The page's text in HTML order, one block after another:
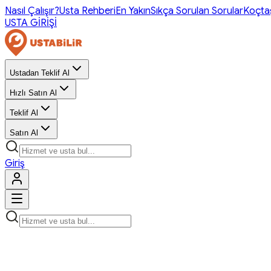
Nasıl Çalışır?Usta RehberiEn YakınSıkça Sorulan Sorular
USTA GİRİŞİ
Ustadan Teklif Al
Hızlı Satın Al
Teklif Al
Satın Al
Giriş